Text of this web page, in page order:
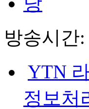
방송시간
YTN
정보처